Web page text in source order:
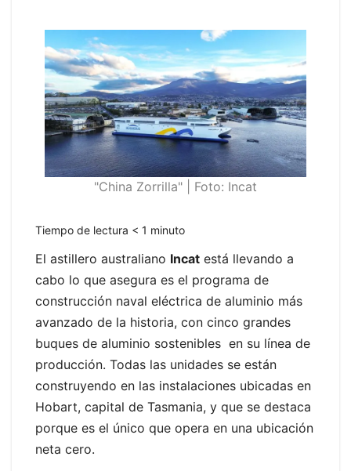
"China Zorrilla" | Foto: Incat
Tiempo de lectura < 1 minuto
El astillero australiano Incat está llevando a
cabo lo que asegura es el programa de
construcción naval eléctrica de aluminio más
avanzado de la historia, con cinco grandes
buques de aluminio sostenibles en su línea de
producción. Todas las unidades se están
construyendo en las instalaciones ubicadas en
Hobart, capital de Tasmania, y que se destaca
porque es el único que opera en una ubicación
neta cero.